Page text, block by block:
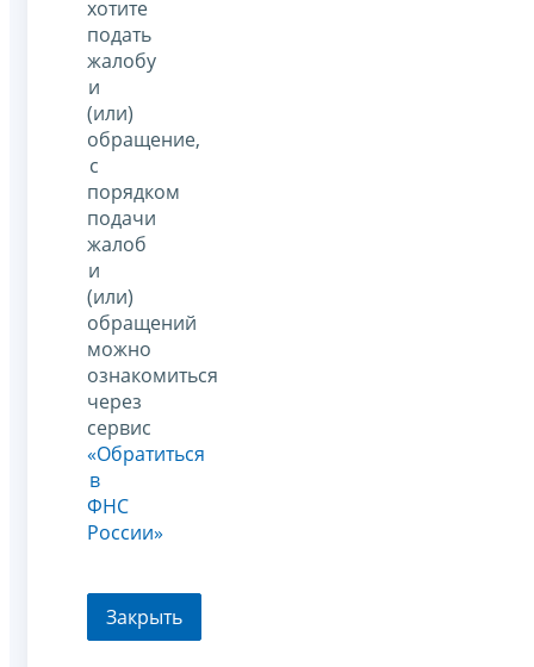
хотите
подать
жалобу
и
(или)
обращение,
с
порядком
подачи
жалоб
и
(или)
обращений
можно
ознакомиться
через
сервис
«Обратиться
в
ФНС
России»
Закрыть